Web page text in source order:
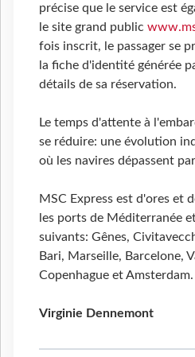
précise que le service est
le site grand public
fois inscrit, le passager se
la fiche d'identité générée
détails de sa réservation.
Le temps d'attente à
se réduire: une évolution
où les navires dépassent
MSC Express est d'ores et
les ports de Méditerranée
suivants: Gênes,
Bari, Marseille, Barcelone,
Copenhague et Amsterdam.
Virginie Dennemont